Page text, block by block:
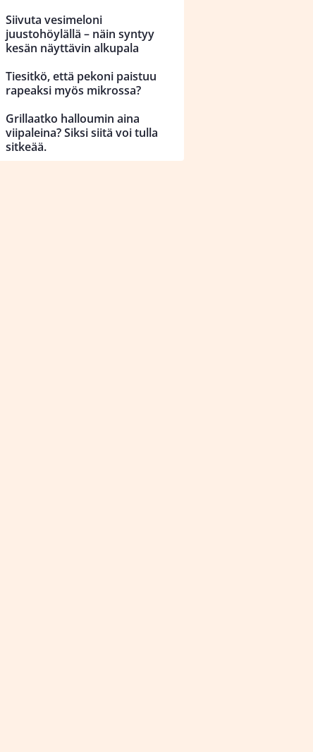
Siivuta vesimeloni
juustohöylällä – näin syntyy
kesän näyttävin alkupala
Tiesitkö, että pekoni paistuu
rapeaksi myös mikrossa?
Grillaatko halloumin aina
viipaleina? Siksi siitä voi tulla
sitkeää.